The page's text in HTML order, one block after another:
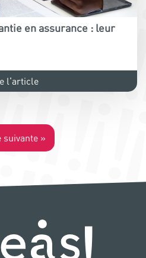
en assurance : leur
l'article
suivante »